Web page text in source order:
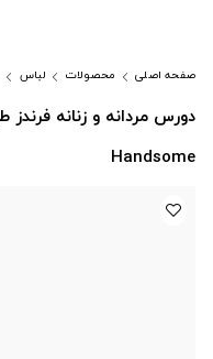
صفحه اصلی محصولات لباس
Handsome